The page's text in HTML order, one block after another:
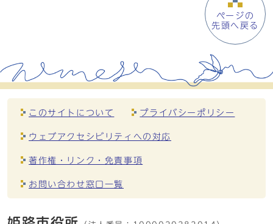
ページの
先頭へ戻る
このサイトについて プライバシーポリシー
ウェブアクセシビリティへの対応
著作権・リンク・免責事項
お問い合わせ窓口一覧